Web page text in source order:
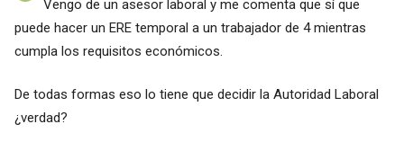
Vengo de un asesor laboral y me comenta que sí que
puede hacer un ERE temporal a un trabajador de 4 mientras
cumpla los requisitos económicos.
De todas formas eso lo tiene que decidir la Autoridad Laboral
¿verdad?